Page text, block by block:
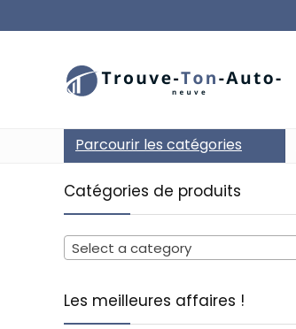
Parcourir les catégories
Catégories de produits
Select a category
Les meilleures affaires !